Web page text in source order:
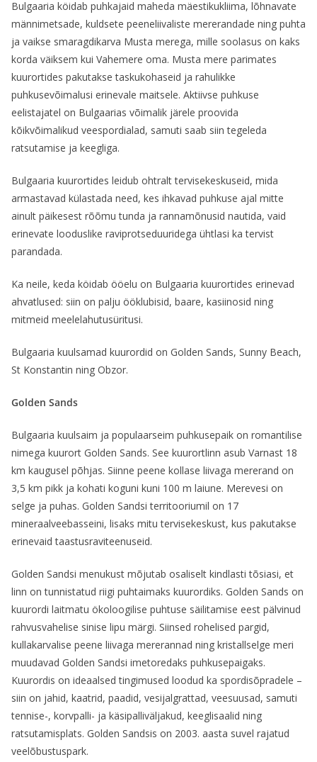
Bulgaaria köidab puhkajaid maheda mäestikukliima, lõhnavate
männimetsade, kuldsete peeneliivaliste mererandade ning puhta
ja vaikse smaragdikarva Musta merega, mille soolasus on kaks
korda väiksem kui Vahemere oma. Musta mere parimates
kuurortides pakutakse taskukohaseid ja rahulikke
puhkusevõimalusi erinevale maitsele. Aktiivse puhkuse
eelistajatel on Bulgaarias võimalik järele proovida
kõikvõimalikud veespordialad, samuti saab siin tegeleda
ratsutamise ja keegliga.
Bulgaaria kuurortides leidub ohtralt tervisekeskuseid, mida
armastavad külastada need, kes ihkavad puhkuse ajal mitte
ainult päikesest rõõmu tunda ja rannamõnusid nautida, vaid
erinevate looduslike raviprotseduuridega ühtlasi ka tervist
parandada.
Ka neile, keda köidab ööelu on Bulgaaria kuurortides erinevad
ahvatlused: siin on palju ööklubisid, baare, kasiinosid ning
mitmeid meelelahutusüritusi.
Bulgaaria kuulsamad kuurordid on Golden Sands, Sunny Beach,
St Konstantin ning Obzor.
Golden Sands
Bulgaaria kuulsaim ja populaarseim puhkusepaik on romantilise
nimega kuurort Golden Sands. See kuurortlinn asub Varnast 18
km kaugusel põhjas. Siinne peene kollase liivaga mererand on
3,5 km pikk ja kohati koguni kuni 100 m laiune. Merevesi on
selge ja puhas. Golden Sandsi territooriumil on 17
mineraalveebasseini, lisaks mitu tervisekeskust, kus pakutakse
erinevaid taastusraviteenuseid.
Golden Sandsi menukust mõjutab osaliselt kindlasti tõsiasi, et
linn on tunnistatud riigi puhtaimaks kuurordiks. Golden Sands on
kuurordi laitmatu ökoloogilise puhtuse säilitamise eest pälvinud
rahvusvahelise sinise lipu märgi. Siinsed rohelised pargid,
kullakarvalise peene liivaga mererannad ning kristallselge meri
muudavad Golden Sandsi imetoredaks puhkusepaigaks.
Kuurordis on ideaalsed tingimused loodud ka spordisõpradele –
siin on jahid, kaatrid, paadid, vesijalgrattad, veesuusad, samuti
tennise-, korvpalli- ja käsipalliväljakud, keeglisaalid ning
ratsutamisplats. Golden Sandsis on 2003. aasta suvel rajatud
veelõbustuspark.